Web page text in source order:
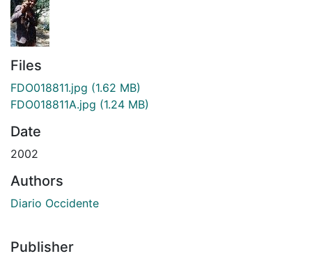
Files
FDO018811.jpg (1.62 MB)
FDO018811A.jpg (1.24 MB)
Date
2002
Authors
Diario Occidente
Publisher